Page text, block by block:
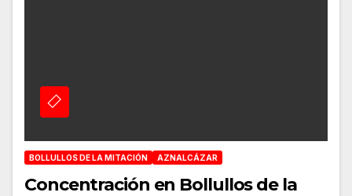
BOLLULLOS DE LA MITACIÓN AZNALCÁZAR
Concentración en Bollullos de la